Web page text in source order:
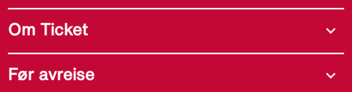
Om Ticket expand_more
Før avreise expand_more